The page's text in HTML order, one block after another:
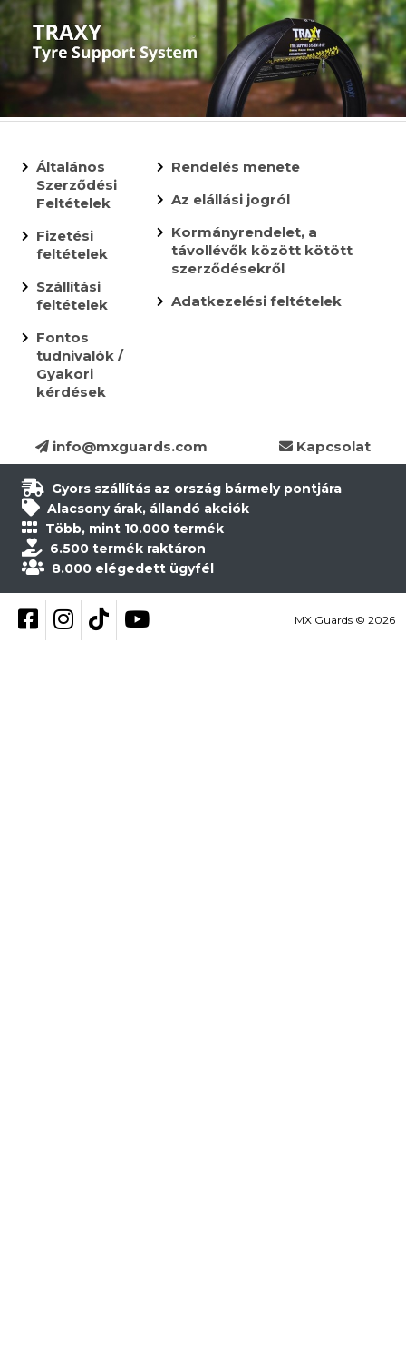
Általános
Szerződési
Feltételek
Fizetési
feltételek
Szállítási
feltételek
Fontos
tudnivalók /
Gyakori
kérdések
Rendelés menete
Az elállási jogról
Kormányrendelet, a
távollévők között kötött
szerződésekről
Adatkezelési feltételek
info@mxguards.com Kapcsolat
Gyors szállítás az ország bármely pontjára
Alacsony árak, állandó akciók
Több, mint 10.000 termék
6.500 termék raktáron
8.000 elégedett ügyfél
Kövess be Facebookon
Kövess be Instagramon
Kövess be TikTokon
YouTube MX Guards © 2026